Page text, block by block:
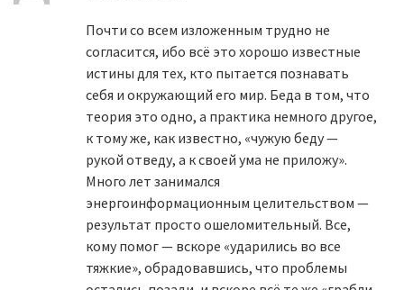
Почти со всем изложенным трудно не
согласится, ибо всё это хорошо известные
истины для тех, кто пытается познавать
себя и окружающий его мир. Беда в том, что
теория это одно, а практика немного другое,
к тому же, как известно, «чужую беду —
рукой отведу, а к своей ума не приложу».
Много лет занимался
энергоинформационным целительством —
результат просто ошеломительный. Все,
кому помог — вскоре «ударились во все
тяжкие», обрадовавшись, что проблемы